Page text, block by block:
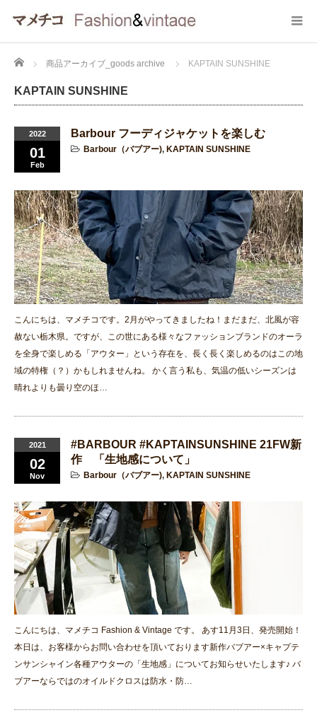
Home 商品アーカイブ_goods archive KAPTAIN SUNSHINE
KAPTAIN SUNSHINE
2022
01
Feb
Barbour フーディジャケットを楽しむ
Barbour（バブアー), KAPTAIN SUNSHINE
こんにちは、マメチコです。2月がやってきましたね！まだまだ、北風が容
赦ない栃木県。ですが、この世にある様々なファッションブランドのオーラ
を全身で楽しめる「アウター」という存在を、長く長く楽しめるのはこの地
域の特権（？）かもしれませんね。 かく言う私も、気温の低いシーズンは
晴れよりも曇り空のほ…
2021
02
Nov
#BARBOUR #KAPTAINSUNSHINE 21FW新
作 「生地感について」
Barbour（バブアー), KAPTAIN SUNSHINE
こんにちは、マメチコ Fashion & Vintage です。 あす11月3日、発売開始！
本日は、お客様からお問い合わせを頂いております新作バブアー×キャプテ
ンサンシャイン各種アウターの「生地感」についてお知らせいたします♪ バ
ブアーならではのオイルドクロスは防水・防…